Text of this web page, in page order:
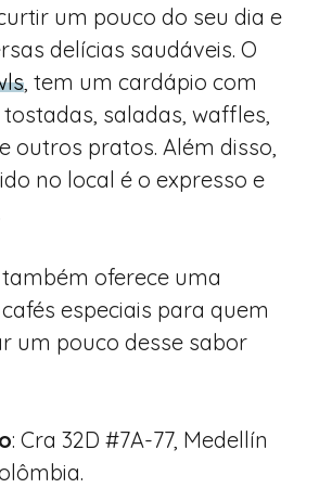
um pouco do seu dia e
delícias saudáveis. O
, tem um cardápio com
saladas, waffles,
outros pratos. Além disso,
no local é o expresso e
oferece uma
especiais para quem
um pouco desse sabor
: Cra 32D #7A-77, Medellín